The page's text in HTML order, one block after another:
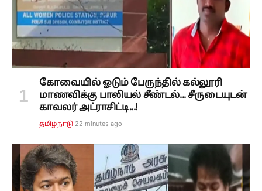
கோவையில் ஓடும் பேருந்தில் கல்லூரி
மாணவிக்கு பாலியல் சீண்டல்... சீருடையுடன்
காவலர் அட்ராசிட்டி...!
தமிழ்நாடு 22 minutes ago